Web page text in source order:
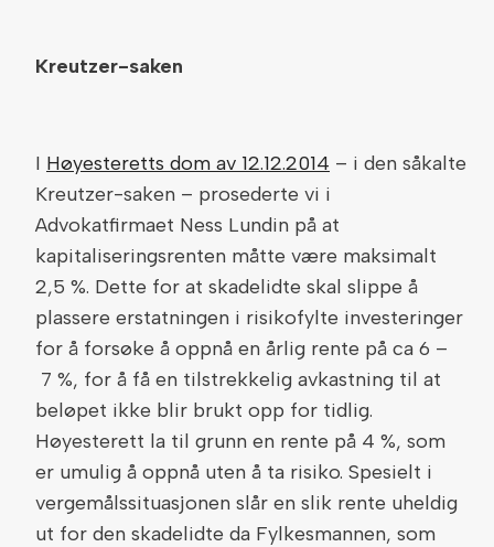
Kreutzer-saken
I Høyesteretts dom av 12.12.2014 – i den såkalte
Kreutzer-saken – prosederte vi i
Advokatfirmaet Ness Lundin på at
kapitaliseringsrenten måtte være maksimalt
2,5 %. Dette for at skadelidte skal slippe å
plassere erstatningen i risikofylte investeringer
for å forsøke å oppnå en årlig rente på ca 6 –
7 %, for å få en tilstrekkelig avkastning til at
beløpet ikke blir brukt opp for tidlig.
Høyesterett la til grunn en rente på 4 %, som
er umulig å oppnå uten å ta risiko. Spesielt i
vergemålssituasjonen slår en slik rente uheldig
ut for den skadelidte da Fylkesmannen, som